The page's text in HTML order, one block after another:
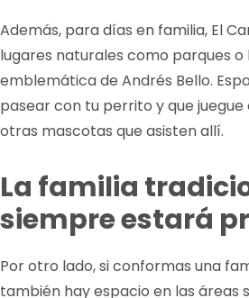
Además, para días en familia, El
lugares naturales como parques o
emblemática de Andrés Bello.
pasear con tu perrito y que
otras mascotas que asisten allí.
La familia
siempre estará
Por otro lado, si conformas una
también hay espacio en las áreas